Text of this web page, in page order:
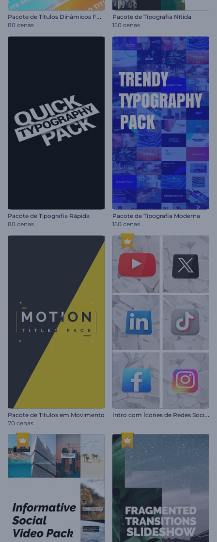
P
acote de Títulos Dinâmicos Fortes
80 cenas
Pacote de Tipografia Nítida
150 cenas
Pacote de Tipografia Rápida
80 cenas
Pacote de Tipografia Moderna
150 cenas
Pacote de Títulos em Movimento
70 cenas
I
ntro com Ícones de Redes Sociais